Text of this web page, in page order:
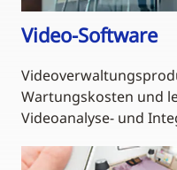
Video-Software
Wartungskosten und
Videoanalyse- und